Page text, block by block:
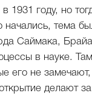
году, но
начались, тема
Саймака,
в науке.
его не
делают